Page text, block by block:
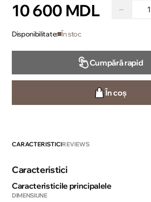
10 600 MDL −
Disponibilitate: În stoc
Cumpără rapid
În coș
CARACTERISTICIREVIEWS
Caracteristici
Caracteristicile principalele
DIMENSIUNE